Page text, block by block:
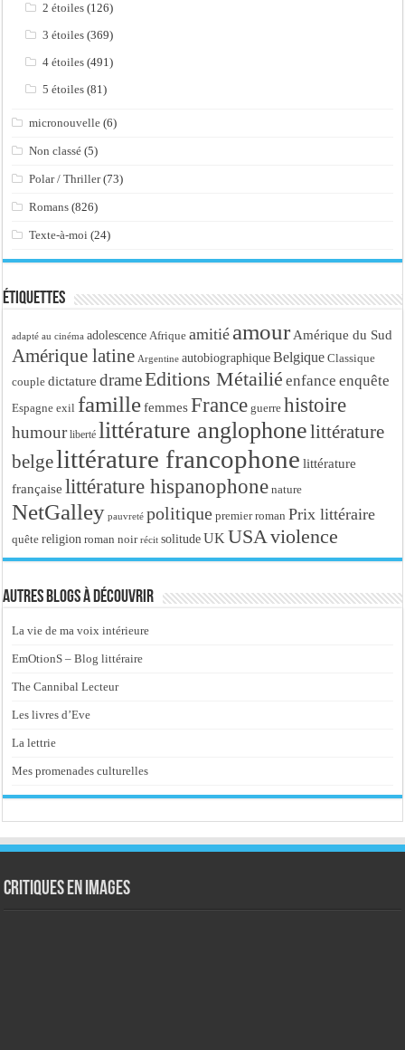
2 étoiles (126)
3 étoiles (369)
4 étoiles (491)
5 étoiles (81)
micronouvelle (6)
Non classé (5)
Polar / Thriller(73)
Romans (826)
Texte-à-moi (24)
Étiquettes
adapté au cinéma adolescence Afrique amitié amour Amérique du Sud
Amérique latine Argentine autobiographique Belgique Classique
couple dictature drameEditions Métailié enfance enquête
Espagne exil famille femmes France guerre histoire
humour liberté littérature anglophonelittérature
belgelittérature francophone littérature
française littérature hispanophone nature
NetGalley pauvreté politique premier roman Prix littéraire
quête religion roman noir récit solitude UK USAviolence
Autres blogs à découvrir
La vie de ma voix intérieure
EmOtionS – Blog littéraire
The Cannibal Lecteur
Les livres d’Eve
La lettrie
Mes promenades culturelles
Critiques en images